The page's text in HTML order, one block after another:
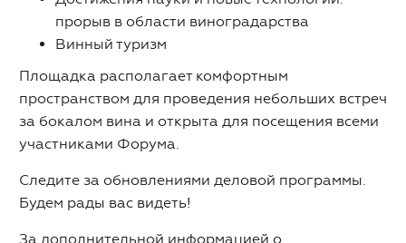
прорыв в области виноградарства
Винный туризм
Площадка располагает комфортным
пространством для проведения небольших встреч
за бокалом вина и открыта для посещения всеми
участниками Форума.
Следите за обновлениями деловой программы.
Будем рады вас видеть!
За дополнительной информацией о